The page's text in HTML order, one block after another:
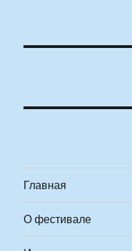
Главная
О фестивале